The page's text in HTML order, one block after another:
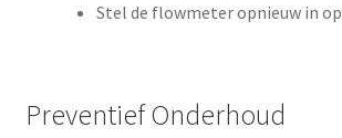
Stel de flowmeter opnieuw in
Preventief Onderhoud